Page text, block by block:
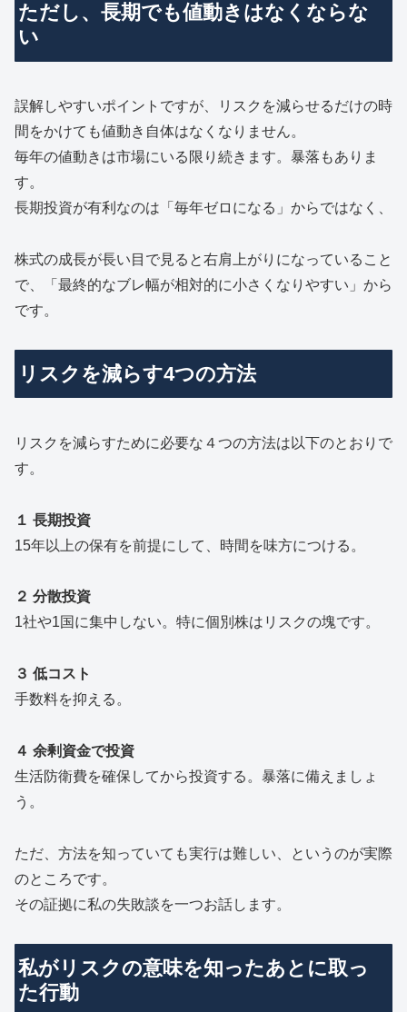
ただし、長期でも値動きはなくならな
い
誤解しやすいポイントですが、リスクを減らせるだけの時
間をかけても値動き自体はなくなりません。
毎年の値動きは市場にいる限り続きます。暴落もありま
す。
長期投資が有利なのは「毎年ゼロになる」からではなく、
株式の成長が長い目で見ると右肩上がりになっていること
で、「最終的なブレ幅が相対的に小さくなりやすい」から
です。
リスクを減らす4つの方法
リスクを減らすために必要な４つの方法は以下のとおりで
す。
１ 長期投資
15年以上の保有を前提にして、時間を味方につける。
２ 分散投資
1社や1国に集中しない。特に個別株はリスクの塊です。
３ 低コスト
手数料を抑える。
４ 余剰資金で投資
生活防衛費を確保してから投資する。暴落に備えましょ
う。
ただ、方法を知っていても実行は難しい、というのが実際
のところです。
その証拠に私の失敗談を一つお話します。
私がリスクの意味を知ったあとに取っ
た行動